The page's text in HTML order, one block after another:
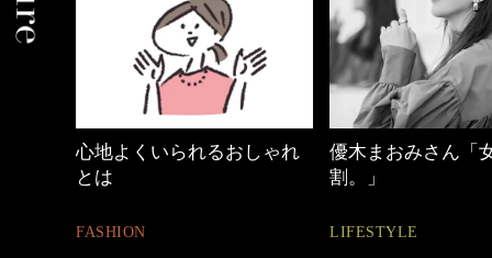
優木まおみさん「女の時間
割。」
LIFESTYLE
働く女性のバッグ